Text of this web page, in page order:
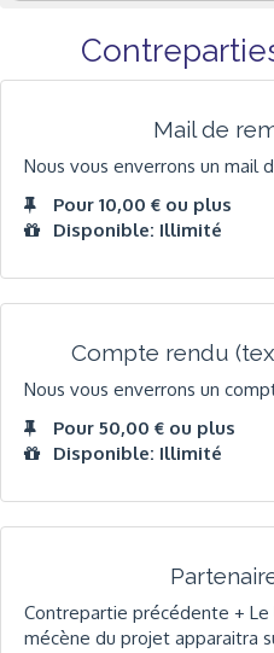
Mail de
Nous vous enverrons un mail
Pour 10,00 € ou plus
Disponible: Illimité
Compte rendu
Nous vous enverrons un
Pour 50,00 € ou plus
Disponible: Illimité
Contrepartie précédente +
mécène du projet apparaitra